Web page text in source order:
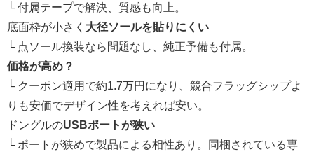
└ 付属テープで解決、質感も向上。
底面枠が小さく 大径ソールを貼りにくい
└ 点ソール換装なら問題なし、純正予備も付属。
価格が高め？
└ クーポン適用で約1.7万円になり、競合フラッグシップよ
りも安価でデザイン性を考えれば安い。
ドングルのUSBポートが狭い
└ ポートが狭めで製品による相性あり。同梱されている専